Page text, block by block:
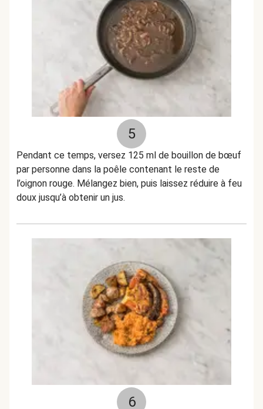
5
Pendant ce temps, versez 125 ml de bouillon de bœuf
par personne dans la poêle contenant le reste de
l’oignon rouge. Mélangez bien, puis laissez réduire à feu
doux jusqu’à obtenir un jus.
6